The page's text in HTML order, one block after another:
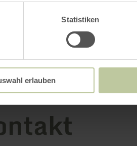
Statistiken
erlauben